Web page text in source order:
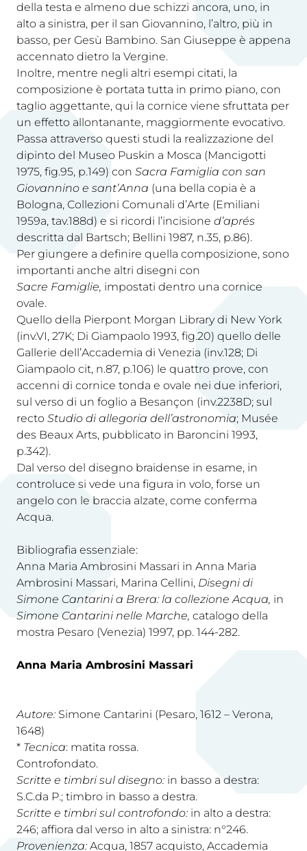
della testa e almeno due schizzi ancora, uno, in
alto a sinistra, per il san Giovannino, l’altro, più in
basso, per Gesù Bambino. San Giuseppe è appena
accennato dietro la Vergine.
Inoltre, mentre negli altri esempi citati, la
composizione è portata tutta in primo piano, con
taglio aggettante, qui la cornice viene sfruttata per
un effetto allontanante, maggiormente evocativo.
Passa attraverso questi studi la realizzazione del
dipinto del Museo Puskin a Mosca (Mancigotti
1975, fig.95, p.149) con Sacra Famiglia con san
Giovannino e sant’Anna (una bella copia è a
Bologna, Collezioni Comunali d’Arte (Emiliani
1959a, tav.188d) e si ricordi l’incisione d’aprés
descritta dal Bartsch; Bellini 1987, n.35, p.86).
Per giungere a definire quella composizione, sono
importanti anche altri disegni con
Sacre Famiglie, impostati dentro una cornice
ovale.
Quello della Pierpont Morgan Library di New York
(inv.VI, 27K; Di Giampaolo 1993, fig.20) quello delle
Gallerie dell’Accademia di Venezia (inv.128; Di
Giampaolo cit, n.87, p.106) le quattro prove, con
accenni di cornice tonda e ovale nei due inferiori,
sul verso di un foglio a Besançon (inv.2238D; sul
recto Studio di allegoria dell’astronomia; Musée
des Beaux Arts, pubblicato in Baroncini 1993,
p.342).
Dal verso del disegno braidense in esame, in
controluce si vede una figura in volo, forse un
angelo con le braccia alzate, come conferma
Acqua.
Bibliografia essenziale:
Anna Maria Ambrosini Massari in Anna Maria
Ambrosini Massari, Marina Cellini, Disegni di
Simone Cantarini a Brera: la collezione Acqua, in
Simone Cantarini nelle Marche, catalogo della
mostra Pesaro (Venezia) 1997, pp. 144-282.
Anna Maria Ambrosini Massari
Autore: Simone Cantarini (Pesaro, 1612 – Verona,
1648)
* Tecnica: matita rossa.
Controfondato.
Scritte e timbri sul disegno: in basso a destra:
S.C.da P.; timbro in basso a destra.
Scritte e timbri sul controfondo: in alto a destra:
246; affiora dal verso in alto a sinistra: n°246.
Provenienza: Acqua, 1857 acquisto, Accademia